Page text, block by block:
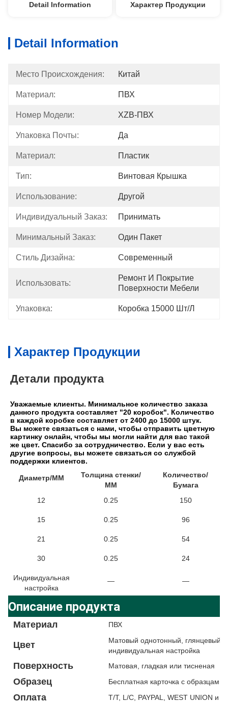
Detail Information Характер Продукции
Detail Information
Место Происхождения: Китай
Материал: ПВХ
Номер Модели: XZB-ПВХ
Упаковка Почты: Да
Материал: Пластик
Тип: Винтовая Крышка
Использование: Другой
Индивидуальный Заказ: Принимать
Минимальный Заказ: Один Пакет
Стиль Дизайна: Современный
Использовать:
Ремонт И Покрытие
Поверхности Мебели
Упаковка: Коробка 15000 Шт/л
Характер Продукции
Детали продукта
Уважаемые клиенты. Минимальное количество заказа
данного продукта составляет "20 коробок". Количество
в каждой коробке составляет от 2400 до 15000 штук.
Вы можете связаться с нами, чтобы отправить цветную
картинку онлайн, чтобы мы могли найти для вас такой
же цвет. Спасибо за сотрудничество. Если у вас есть
другие вопросы, вы можете связаться со службой
поддержки клиентов.
Диаметр/ММ
Толщина стенки/
ММ
Количество/
Бумага
12
0.25 150
15 0.25 96
21 0.25 54
30 0.25 24
Индивидуальная
настройка
— —
Описание продукта
Материал ПВХ
Цвет
Матовый однотонный, глянцевый
индивидуальная настройка
Поверхность Матовая, гладкая или тисненая
Образец Бесплатная карточка с образцами
Оплата T/T, L/C, PAYPAL, WEST UNION и